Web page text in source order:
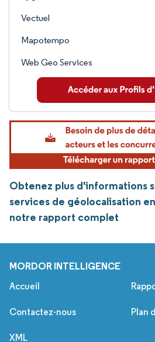
Vectuel
Mapotempo
Web Geo Services
Obtenez plus d'informations
services de géolocalisation
notre rapport complet
MORDOR INTELLIGENCE
Accueil
Contactez-nous Plan
XML